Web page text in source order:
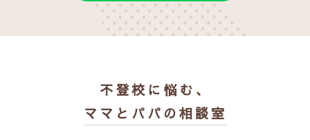
不登校に悩む、
ママとパパの相談室